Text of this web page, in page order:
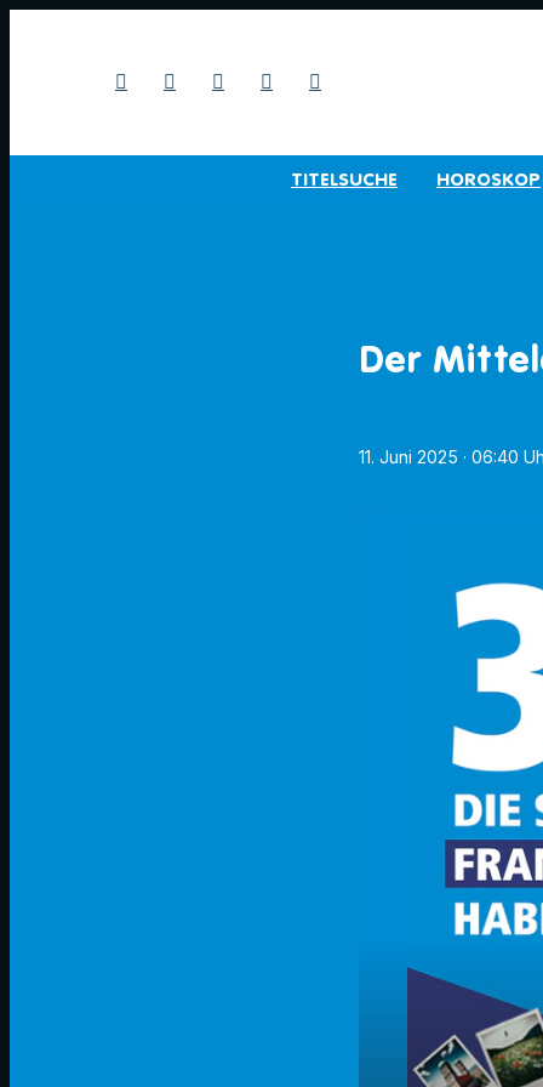
TITELSUCHE HOROSKOP
Der
11. Juni 2025 · 06:40